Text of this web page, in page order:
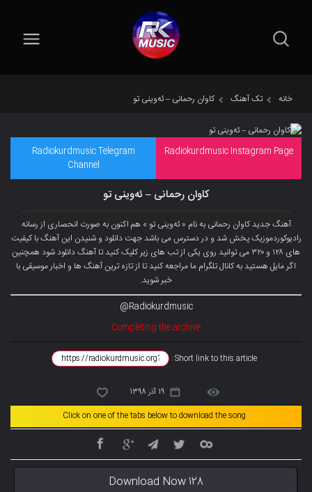
خانه تک آهنگ کاوان رحمانی – ئەوینی تو
Radiokurdmusic Instagram Page
Radiokurdmusic Telegram
Channel
کاوان رحمانی – ئەوینی تو
آهنگ جدید کاوان رحمانی به نام « ئەوینی تو » هم اکنون به صورت انحصاری از رسانه
رادیوکوردموزیک پخش شد و در دسترس می باشد جهت دانلود و شنیدن این آهنگ با کیفیت
های ۱۲۸ و ۳۲۰ می توانید روی یکی از تب های زیر کلیک کنید تا آهنگ دانلود شود همچنین
اگر مایل هستید به کانال تلگرام ما مراجعه کنید تا از تازه ترین آهنگ ها و اخبار موسیقی با
خبر شوید.
Radiokurdmusic@
Completing the archive
Short link to this article :
19 آذر 1398
Click on one of the tabs below to download the song
Download Now 128